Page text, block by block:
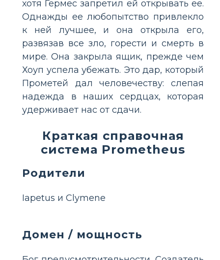
хотя Гермес запретил ей открывать ее.
Однажды ее любопытство привлекло
к ней лучшее, и она открыла его,
развязав все зло, горести и смерть в
мире. Она закрыла ящик, прежде чем
Хоуп успела убежать. Это дар, который
Прометей дал человечеству: слепая
надежда в наших сердцах, которая
удерживает нас от сдачи.
Краткая справочная
система Prometheus
Родители
Iapetus и Clymene
Домен / мощность